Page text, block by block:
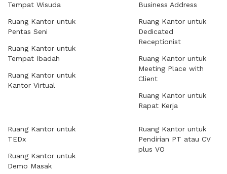
Tempat Wisuda
Ruang Kantor untuk
Pentas Seni
Ruang Kantor untuk
Tempat Ibadah
Ruang Kantor untuk
Kantor Virtual
Business Address
Ruang Kantor untuk
Dedicated
Receptionist
Ruang Kantor untuk
Meeting Place with
Client
Ruang Kantor untuk
Rapat Kerja
Ruang Kantor untuk
TEDx
Ruang Kantor untuk
Demo Masak
Ruang Kantor untuk
Pendirian PT atau CV
plus VO